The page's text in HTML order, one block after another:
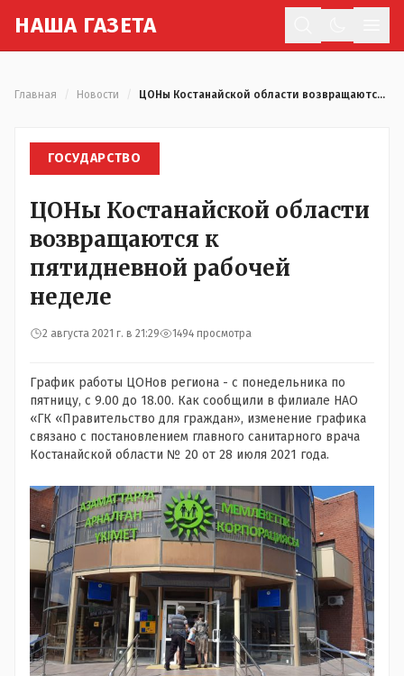
НАША ГАЗЕТА
Главная Новости ЦОНы Костанайской области возвращаются к пятидневной рабочей неделе
ГОСУДАРСТВО
ЦОНы Костанайской области
возвращаются к
пятидневной рабочей
неделе
2 августа 2021 г. в 21:29 1494 просмотра
График работы ЦОНов региона - с понедельника по
пятницу, с 9.00 до 18.00. Как сообщили в филиале НАО
«ГК «Правительство для граждан», изменение графика
связано с постановлением главного санитарного врача
Костанайской области № 20 от 28 июля 2021 года.